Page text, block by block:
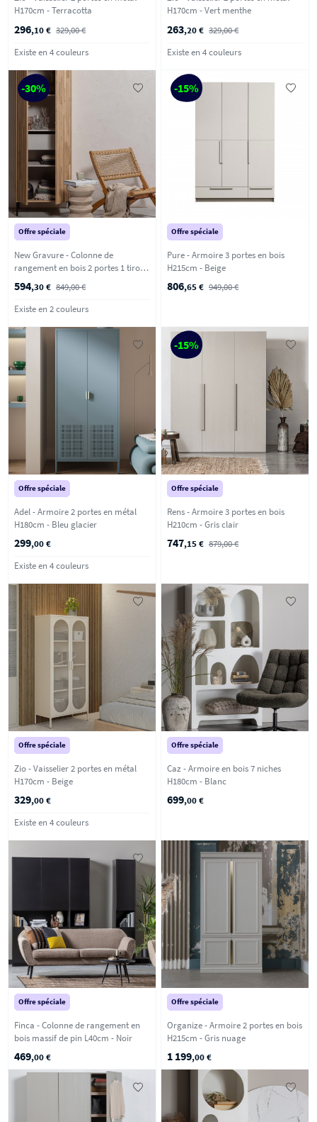
H170cm - Terracotta
296,10 € 329,00 €
Existe en 4 couleurs
H170cm - Vert menthe
263,20 € 329,00 €
Existe en 4 couleurs
-30%
Offre spéciale
New Gravure - Colonne de
rangement en bois 2 portes 1 tiroir
594,30 € 849,00 €
Existe en 2 couleurs
-15%
Offre spéciale
Pure - Armoire 3 portes en bois
H215cm - Beige
806,65 € 949,00 €
Offre spéciale
Adel - Armoire 2 portes en métal
H180cm - Bleu glacier
299,00 €
Existe en 4 couleurs
-15%
Offre spéciale
Rens - Armoire 3 portes en bois
H210cm - Gris clair
747,15 € 879,00 €
Offre spéciale
Zio - Vaisselier 2 portes en métal
H170cm - Beige
329,00 €
Existe en 4 couleurs
Offre spéciale
Caz - Armoire en bois 7 niches
H180cm - Blanc
699,00 €
Offre spéciale
Finca - Colonne de rangement en
bois massif de pin L40cm - Noir
469,00 €
Offre spéciale
Organize - Armoire 2 portes en bois
H215cm - Gris nuage
1 199,00 €